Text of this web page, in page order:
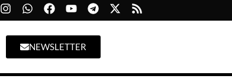
NEWSLETTER